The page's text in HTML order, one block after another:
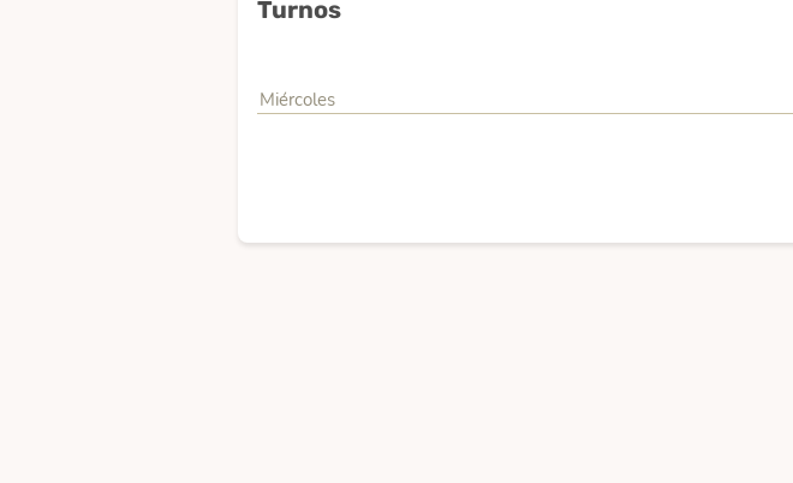
Turnos
Miércoles